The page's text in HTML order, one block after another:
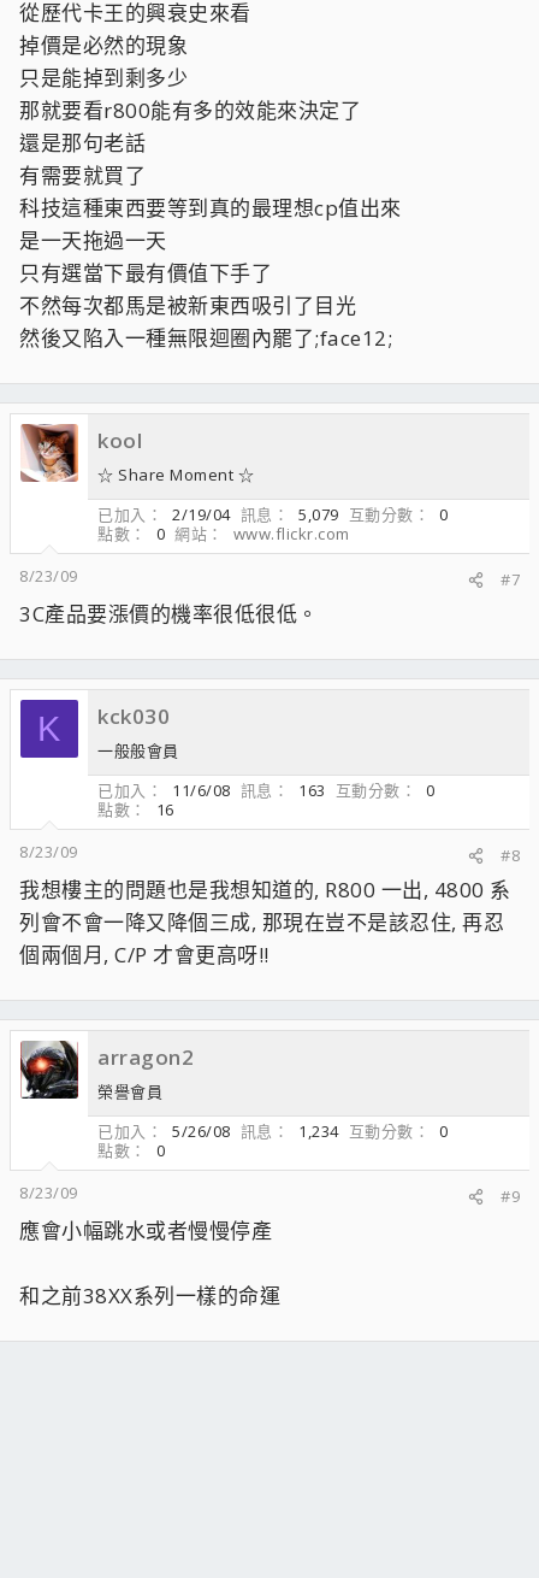
從歷代卡王的興衰史來看
掉價是必然的現象
只是能掉到剩多少
那就要看r800能有多的效能來決定了
還是那句老話
有需要就買了
科技這種東西要等到真的最理想cp值出來
是一天拖過一天
只有選當下最有價值下手了
不然每次都馬是被新東西吸引了目光
然後又陷入一種無限迴圈內罷了;face12;
kool
☆ Share Moment ☆
已加入
2/19/04 訊息 5,079 互動分數
0
點數
0 網站
www.flickr.com
8/23/09
#7
3C產品要漲價的機率很低很低。
K kck030
一般般會員
已加入
11/6/08 訊息 163 互動分數
0
點數
16
8/23/09
#8
我想樓主的問題也是我想知道的, R800 一出, 4800 系
列會不會一降又降個三成, 那現在豈不是該忍住, 再忍
個兩個月, C/P 才會更高呀!!
arragon2
榮譽會員
已加入
5/26/08 訊息 1,234 互動分數
0
點數
0
8/23/09
#9
應會小幅跳水或者慢慢停產
和之前38XX系列一樣的命運